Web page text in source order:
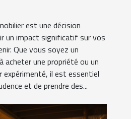
est une décision
un impact significatif sur vos
Que vous soyez un
acheter une propriété ou un
expérimenté, il est essentiel
et de prendre des...